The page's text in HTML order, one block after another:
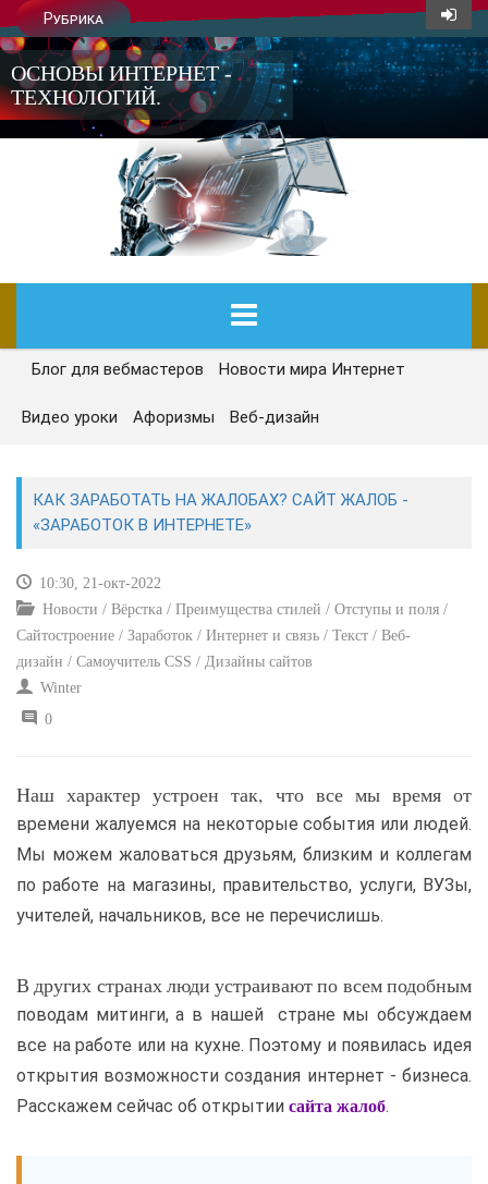
Рубрика
ОСНОВЫ ИНТЕРНЕТ -
ТЕХНОЛОГИЙ.
ГЛАВНАЯ
СЕГОДНЯ
РЕМОНТ И СОВЕТЫ
ИНТЕРНЕТ И СВЯЗЬ
Блог для вебмастеров Новости мира Интернет
Видео уроки Афоризмы Веб-дизайн
КАК ЗАРАБОТАТЬ НА ЖАЛОБАХ? САЙТ ЖАЛОБ -
«ЗАРАБОТОК В ИНТЕРНЕТЕ»
10:30, 21-окт-2022
Новости / Вёрстка / Преимущества стилей / Отступы и поля /
Сайтостроение / Заработок / Интернет и связь / Текст / Веб-
дизайн / Самоучитель CSS / Дизайны сайтов
Winter
0
Наш характер устроен так, что все мы время от
времени жалуемся на некоторые события или людей.
Мы можем жаловаться друзьям, близким и коллегам
по работе на магазины, правительство, услуги, ВУЗы,
учителей, начальников, все не перечислишь.
В других странах люди устраивают по всем подобным
поводам митинги, а в нашей стране мы обсуждаем
все на работе или на кухне. Поэтому и появилась идея
открытия возможности создания интернет - бизнеса.
Расскажем сейчас об открытии сайта жалоб.